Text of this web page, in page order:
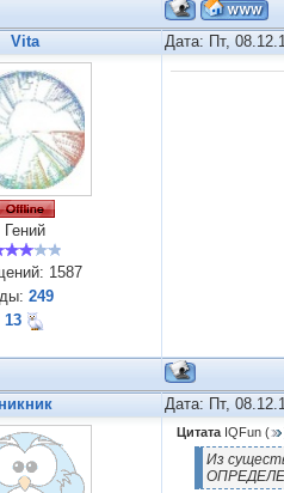
Vita Дата: Пт,
Гений
1587
249
13
Дата: Пт,
Цитата IQFun (
Из